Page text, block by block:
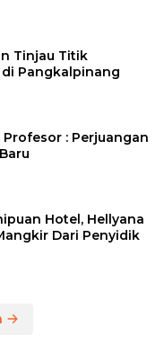
Tinjau Titik
Pangkalpinang
: Perjuangan
Hotel, Hellyana
Dari Penyidik